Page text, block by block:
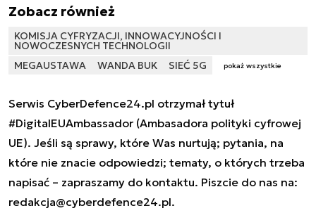
Zobacz również
KOMISJA CYFRYZACJI, INNOWACYJNOŚCI I
NOWOCZESNYCH TECHNOLOGII
MEGAUSTAWA
WANDA BUK SIEĆ 5G pokaż wszystkie
Serwis CyberDefence24.pl otrzymał tytuł
#DigitalEUAmbassador (Ambasadora polityki cyfrowej
UE). Jeśli są sprawy, które Was nurtują; pytania, na
które nie znacie odpowiedzi; tematy, o których trzeba
napisać – zapraszamy do kontaktu. Piszcie do nas na:
redakcja@cyberdefence24.pl.